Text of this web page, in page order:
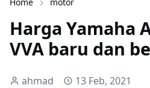
Harga Yamaha
VVA baru dan
ahmad 13 Feb, 2021